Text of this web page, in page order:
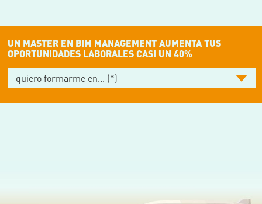
UN MASTER EN BIM MANAGEMENT AUMENTA TUS
OPORTUNIDADES LABORALES CASI UN 40%